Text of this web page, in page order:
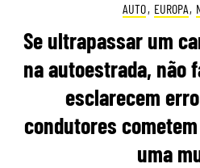
AUTO, EUROPA,
Se ultrapassar um
na autoestrada, não
esclarecem
condutores
uma